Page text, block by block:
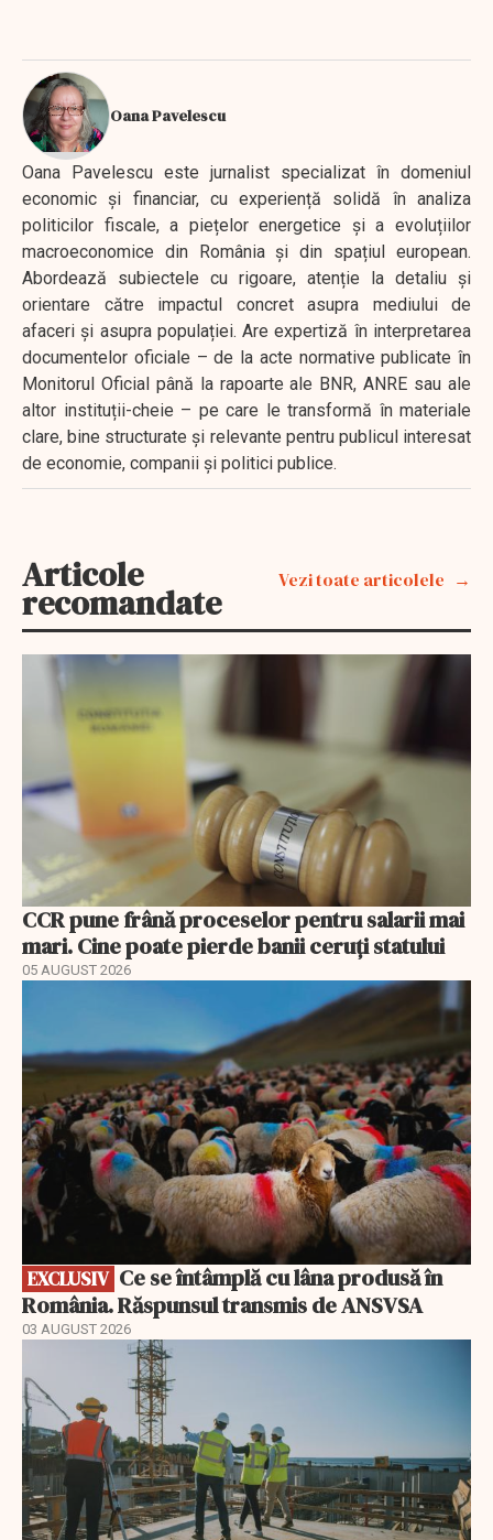
Oana Pavelescu
Oana Pavelescu este jurnalist specializat în domeniul
economic și financiar, cu experiență solidă în analiza
politicilor fiscale, a piețelor energetice și a evoluțiilor
macroeconomice din România și din spațiul european.
Abordează subiectele cu rigoare, atenție la detaliu și
orientare către impactul concret asupra mediului de
afaceri și asupra populației. Are expertiză în interpretarea
documentelor oficiale – de la acte normative publicate în
Monitorul Oficial până la rapoarte ale BNR, ANRE sau ale
altor instituții-cheie – pe care le transformă în materiale
clare, bine structurate și relevante pentru publicul interesat
de economie, companii și politici publice.
Articole
recomandate
Vezi toate articolele
CCR pune frână proceselor pentru salarii mai
mari. Cine poate pierde banii ceruți statului
05 AUGUST 2026
EXCLUSIV
România. Răspunsul transmis de ANSVSA
03 AUGUST 2026